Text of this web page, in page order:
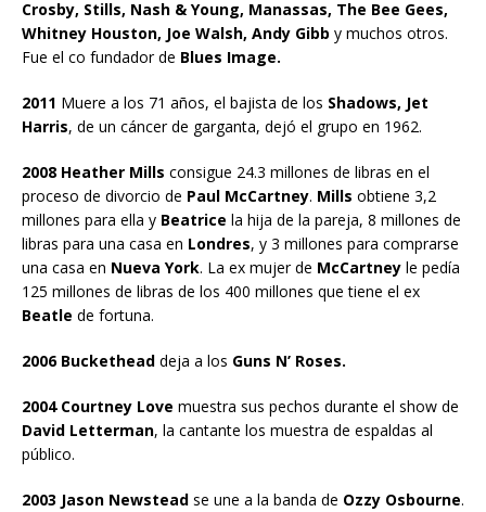
Crosby, Stills, Nash & Young, Manassas, The Bee Gees,
Whitney Houston, Joe Walsh, Andy Gibb y muchos otros.
Fue el co fundador de Blues Image.
2011 Muere a los 71 años, el bajista de los Shadows, Jet
Harris, de un cáncer de garganta, dejó el grupo en 1962.
2008 Heather Mills consigue 24.3 millones de libras en el
proceso de divorcio de Paul McCartney. Mills obtiene 3,2
millones para ella y Beatrice la hija de la pareja, 8 millones de
libras para una casa en Londres, y 3 millones para comprarse
una casa en Nueva York. La ex mujer de McCartney le pedía
125 millones de libras de los 400 millones que tiene el ex
Beatle de fortuna.
2006 Buckethead deja a los Guns N’ Roses.
2004 Courtney Love muestra sus pechos durante el show de
David Letterman, la cantante los muestra de espaldas al
público.
2003 Jason Newstead se une a la banda de Ozzy Osbourne.